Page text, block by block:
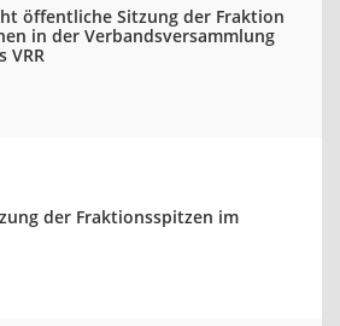
öffentliche Sitzung der Fraktion
in der Verbandsversammlung
VRR
der Fraktionsspitzen im